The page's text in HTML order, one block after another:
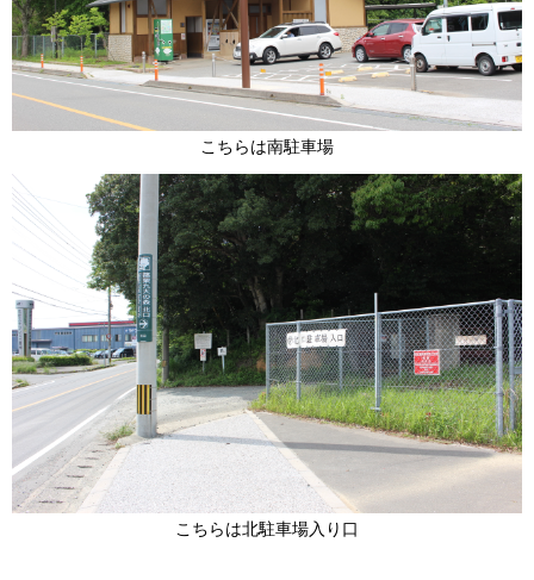
こちらは南駐車場
こちらは北駐車場入り口